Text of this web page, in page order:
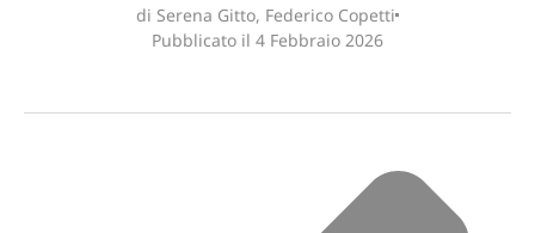
di Serena Gitto, Federico Copetti
Pubblicato il 4 Febbraio 2026